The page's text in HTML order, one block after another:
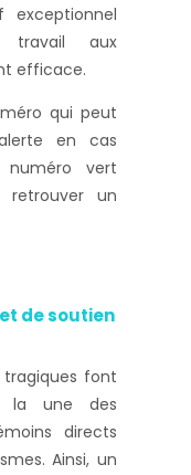
exceptionnel
travail aux
efficace.
qui peut
en cas
vert
retrouver un
de soutien
font
la une des
directs
Ainsi, un